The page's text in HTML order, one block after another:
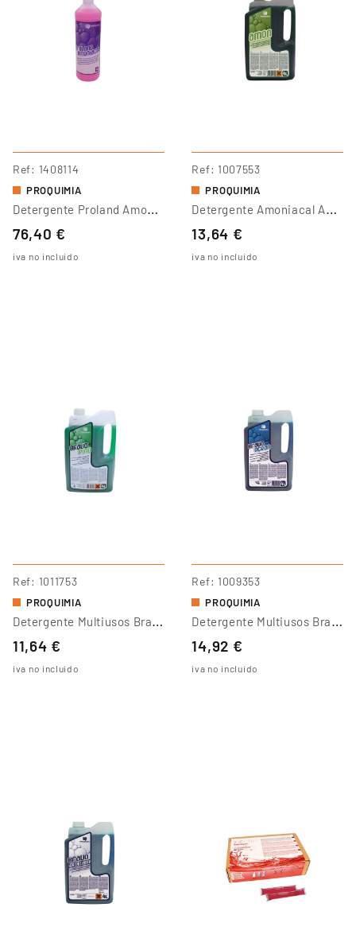
Ref 1408114
PROQUIMIA
D
Etergente Proland Amoniacal
76,40 €
iva no incluido
Ref 1007553
PROQUIMIA
D
Etergente Amoniacal Amon
13,64 €
iva no incluido
Ref 1011753
PROQUIMIA
D
Etergente Multiusos Bravo Pino
11,64 €
iva no incluido
Ref 1009353
PROQUIMIA
D
Etergente Multiusos Bravo Ocean
14,92 €
iva no incluido